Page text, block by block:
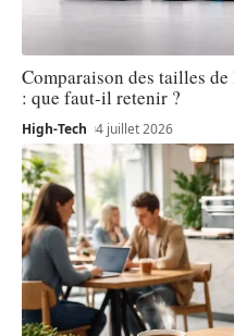
Comparaison des tailles de
: que faut-il retenir ?
High-Tech 4 juillet 2026